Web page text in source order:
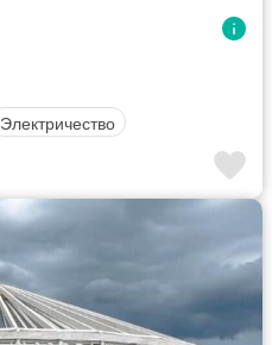
Электричество